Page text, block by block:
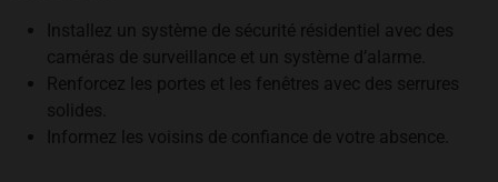
Installez un système de sécurité résidentiel avec des
caméras de surveillance et un système d’alarme.
Renforcez les portes et les fenêtres avec des serrures
solides.
Informez les voisins de confiance de votre absence.